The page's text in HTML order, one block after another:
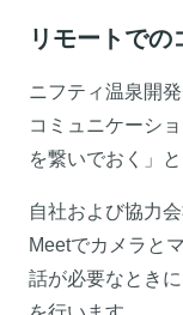
リモートで
ニフティ温泉開
コミュニケーシ
を繋いでおく」
自社および協力
Meetでカメラと
話が必要なとき